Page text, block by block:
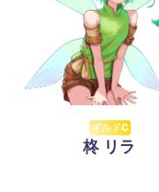
ギルドC
柊 リラ